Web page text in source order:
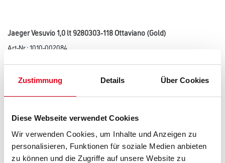
Zustimmung Details Über Cookies
Diese Webseite verwendet Cookies
Wir verwenden Cookies, um Inhalte und Anzeigen zu
personalisieren, Funktionen für soziale Medien anbieten
zu können und die Zugriffe auf unsere Website zu
Jaeger Vesuvio 1,0 lt 9280303-118 Ottaviano (Gold)
Art-Nr.:1010-002084
samtartiger Oberfläche.